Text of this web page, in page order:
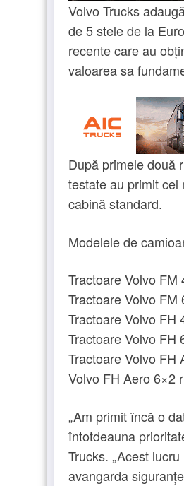
Volvo Trucks
de 5 stele de la
recente care au
valoarea sa
După primele două
testate au primit cel
cabină standard.
Modelele de
Tractoare Volvo FM
Tractoare Volvo FM
Tractoare Volvo FH
Tractoare Volvo FH
Tractoare Volvo FH
Volvo FH Aero 6×2
„Am primit încă o
întotdeauna
Trucks. „Acest
avangarda